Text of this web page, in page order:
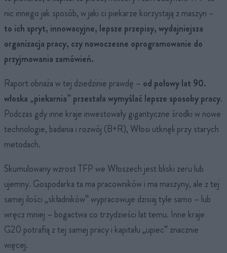
nic innego jak sposób, w jaki ci piekarze korzystają z maszyn –
to ich spryt, innowacyjne, lepsze przepisy, wydajniejsza
organizacja pracy, czy nowoczesne oprogramowanie do
przyjmowania zamówień.
Raport obnaża w tej dziedzinie prawdę – od połowy lat 90.
włoska „piekarnia” przestała wymyślać lepsze sposoby pracy.
Podczas gdy inne kraje inwestowały gigantyczne środki w nowe
technologie, badania i rozwój (B+R), Włosi utknęli przy starych
metodach.
Skumulowany wzrost TFP we Włoszech jest bliski zeru lub
ujemny. Gospodarka ta ma pracowników i ma maszyny, ale z tej
samej ilości „składników” wypracowuje dzisiaj tyle samo – lub
wręcz mniej – bogactwa co trzydzieści lat temu. Inne kraje
G20 potrafią z tej samej pracy i kapitału „upiec” znacznie
więcej.